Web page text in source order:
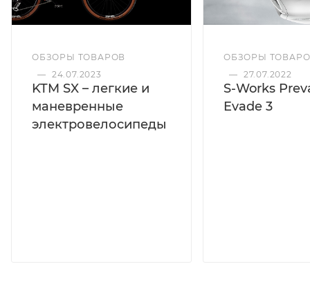
ОБЗОРЫ ТОВАРОВ
— 24.07.2023
KTM SX – легкие и
маневренные
электровелосипеды
ОБЗОРЫ
— 27.07.2022
S-Works
Evade 3